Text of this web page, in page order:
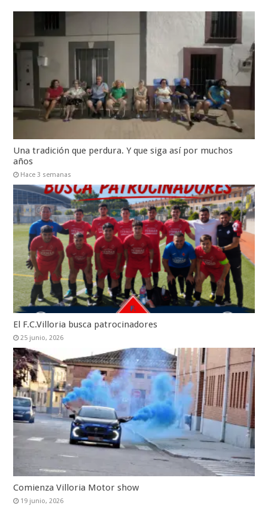
Una tradición que perdura. Y que siga así por muchos
años
Hace 3 semanas
El F.C.Villoria busca patrocinadores
25 junio, 2026
Comienza Villoria Motor show
19 junio, 2026